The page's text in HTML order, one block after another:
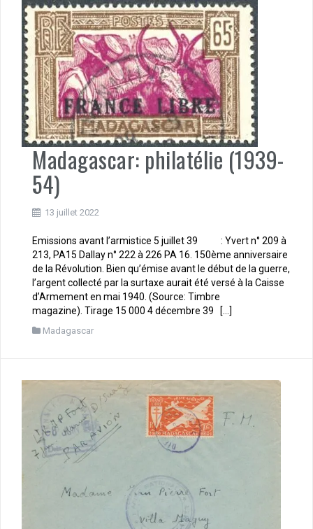
Madagascar: philatélie (1939-
54)
13 juillet 2022
Emissions avant l’armistice 5 juillet 39 : Yvert n° 209 à
213, PA15 Dallay n° 222 à 226 PA 16. 150ème anniversaire
de la Révolution. Bien qu’émise avant le début de la guerre,
l’argent collecté par la surtaxe aurait été versé à la Caisse
d’Armement en mai 1940. (Source: Timbre
magazine). Tirage 15 000 4 décembre 39 […]
Madagascar